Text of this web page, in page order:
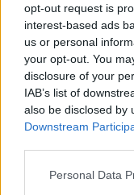
opt-out request is
interest-based ads
us or personal
your opt-out. You
disclosure of your
IAB’s list of
also be disclosed by
Downstream
Please note that
Personal Data
Δύο αδέλφια από τη
έπεσαν θύματα μιας
οχημάτων.
06.08.2026 10:18